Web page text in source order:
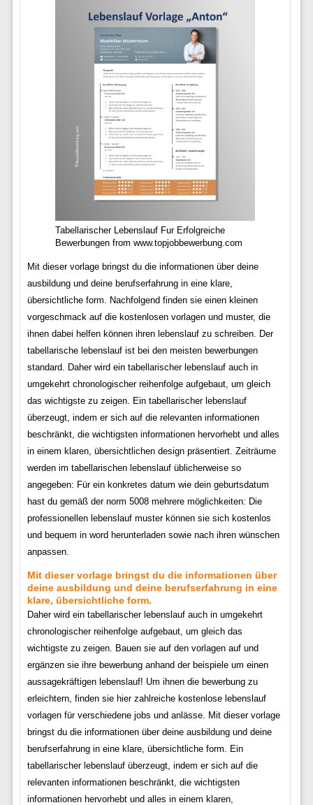
Tabellarischer Lebenslauf Fur Erfolgreiche
Bewerbungen from www.topjobbewerbung.com
Mit dieser vorlage bringst du die informationen über deine
ausbildung und deine berufserfahrung in eine klare,
übersichtliche form. Nachfolgend finden sie einen kleinen
vorgeschmack auf die kostenlosen vorlagen und muster, die
ihnen dabei helfen können ihren lebenslauf zu schreiben. Der
tabellarische lebenslauf ist bei den meisten bewerbungen
standard. Daher wird ein tabellarischer lebenslauf auch in
umgekehrt chronologischer reihenfolge aufgebaut, um gleich
das wichtigste zu zeigen. Ein tabellarischer lebenslauf
überzeugt, indem er sich auf die relevanten informationen
beschränkt, die wichtigsten informationen hervorhebt und alles
in einem klaren, übersichtlichen design präsentiert. Zeiträume
werden im tabellarischen lebenslauf üblicherweise so
angegeben: Für ein konkretes datum wie dein geburtsdatum
hast du gemäß der norm 5008 mehrere möglichkeiten: Die
professionellen lebenslauf muster können sie sich kostenlos
und bequem in word herunterladen sowie nach ihren wünschen
anpassen.
Mit dieser vorlage bringst du die informationen über
deine ausbildung und deine berufserfahrung in eine
klare, übersichtliche form.
Daher wird ein tabellarischer lebenslauf auch in umgekehrt
chronologischer reihenfolge aufgebaut, um gleich das
wichtigste zu zeigen. Bauen sie auf den vorlagen auf und
ergänzen sie ihre bewerbung anhand der beispiele um einen
aussagekräftigen lebenslauf! Um ihnen die bewerbung zu
erleichtern, finden sie hier zahlreiche kostenlose lebenslauf
vorlagen für verschiedene jobs und anlässe. Mit dieser vorlage
bringst du die informationen über deine ausbildung und deine
berufserfahrung in eine klare, übersichtliche form. Ein
tabellarischer lebenslauf überzeugt, indem er sich auf die
relevanten informationen beschränkt, die wichtigsten
informationen hervorhebt und alles in einem klaren,